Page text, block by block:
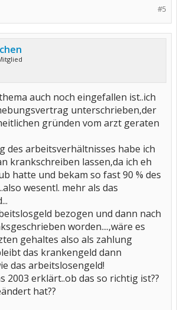
#5
auch noch eingefallen ist..ich
unterschrieben,der
gründen vom arzt geraten
des arbeitsverhältnisses habe ich
krankschreiben lassen,da ich eh
hatte und bekam so fast 90 % des
wesentl. mehr als das
bezogen und dann nach
worden....,wäre es
gehaltes also als zahlung
das krankengeld dann
das arbeitslosengeld!
2003 erklärt..ob das so richtig ist??
hat??